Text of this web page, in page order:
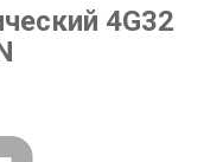
4G32